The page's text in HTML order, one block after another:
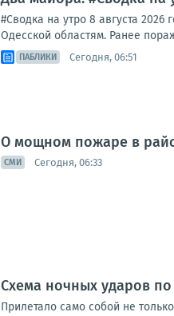
#Сводка на утро 8 августа
Одесской областям. Ранее
ПАБЛИКИ Сегодня, 06:51
О мощном пожаре в
СМИ Сегодня, 06:33
Схема ночных ударов
Прилетало само собой не